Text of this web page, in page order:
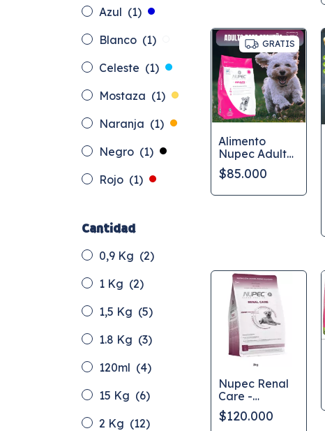
Azul (1)
Blanco (1)
Celeste (1)
Mostaza (1)
Naranja (1)
Negro (1)
Rojo (1)
Cantidad
0,9 Kg (2)
1 Kg (2)
1,5 Kg (5)
1.8 Kg (3)
120ml (4)
15 Kg (6)
2 Kg (12)
GRATIS
Alimento
Nupec Adulto
Raza Pequeña
de 2 y 8 kg
$85.000
Nupec Renal
Care -
Alimento para
cuidado renal
$120.000